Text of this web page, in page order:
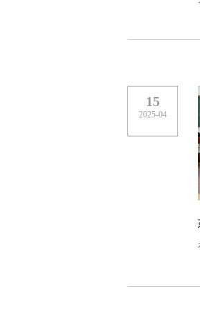
15
2025-04